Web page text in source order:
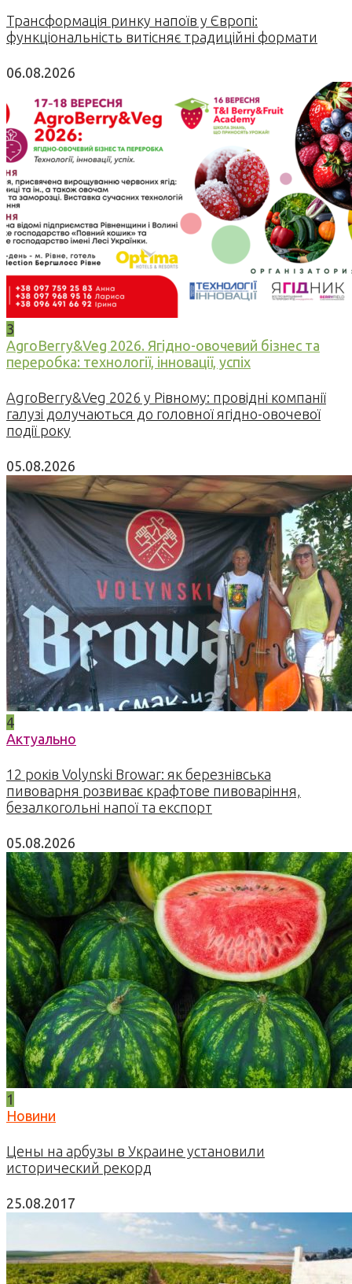
Трансформація ринку напоїв у Європі:
функціональність витісняє традиційні формати
06.08.2026
3
AgroBerry&Veg 2026. Ягідно-овочевий бізнес та
переробка: технології, інновації, успіх
AgroBerry&Veg 2026 у Рівному: провідні компанії
галузі долучаються до головної ягідно-овочевої
події року
05.08.2026
4
Актуально
12 років Volynski Browar: як березнівська
пивоварня розвиває крафтове пивоваріння,
безалкогольні напої та експорт
05.08.2026
1
Новини
Цены на арбузы в Украине установили
исторический рекорд
25.08.2017